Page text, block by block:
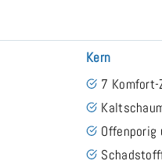
Kern
7 Komfort-